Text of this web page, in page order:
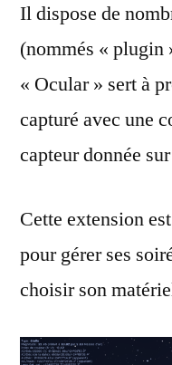
Il dispose de
(nommés « plugin
« Ocular » sert à
capturé avec une
capteur donnée
Cette extension
pour gérer ses
choisir son